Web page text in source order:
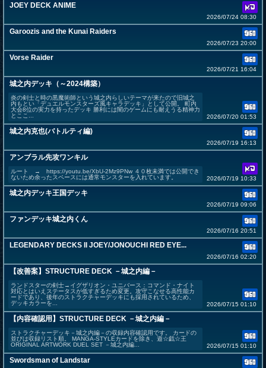
JOEY DECK ANIME
2026/07/24 08:30
Garoozis and the Kunai Raiders
2026/07/23 20:00
Vorse Raider
2026/07/21 16:04
城之内デッキ（～2024構築）
炎の剣士と時の黒魔術師という城之内らしいテーマが来たので旧城之
内もとい「デュエルモンスターズ風キャラデッキ」として公開。 町内
大会8位の実力を持ったデッキ 勝利には闇のゲームにも耐えうる精神力
とここ...
2026/07/20 01:53
城之内克也(バトルティ編)
2026/07/19 16:13
アンブラル先攻ワンキル
ルート → https://youtu.be/XbU-2Mz9PNw ４０枚未満では公開でき
ないため余ったスペースには通常モンスターを入れています。
2026/07/19 10:33
城之内デッキ王国デッキ
2026/07/19 09:06
ファンデッキ城之内くん
2026/07/16 20:51
LEGENDARY DECKS II JOEY/JONOUCHI RED EYE...
2026/07/16 02:20
【改善案】STRUCTURE DECK －城之内編－
ランドスターの剣士→イグザリオン・ユニバース：コマンド・ナイト
対応とはいえステータスが低すぎるため変更。攻守こなせる高性能カ
ードであり、後年のストラクチャーデッキにも採用されているため、
デッキカラーを...
2026/07/15 01:10
【内容確認用】STRUCTURE DECK －城之内編－
ストラクチャーデッキ－城之内編－の収録内容確認用です。 カードの
並びは収録リスト順。 MANGA-STYLEカードを除き、遊☆戯☆王
ORIGINAL ARTWORK DUEL SET －城之内編...
2026/07/15 01:10
Swordsman of Landstar